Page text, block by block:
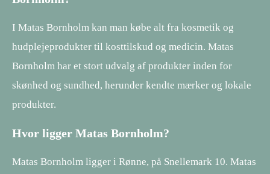
I Matas Bornholm kan man købe alt fra kosmetik og
hudplejeprodukter til kosttilskud og medicin. Matas
Bornholm har et stort udvalg af produkter inden for
skønhed og sundhed, herunder kendte mærker og lokale
produkter.
Hvor ligger Matas Bornholm?
Matas Bornholm ligger i Rønne, på Snellemark 10. Matas